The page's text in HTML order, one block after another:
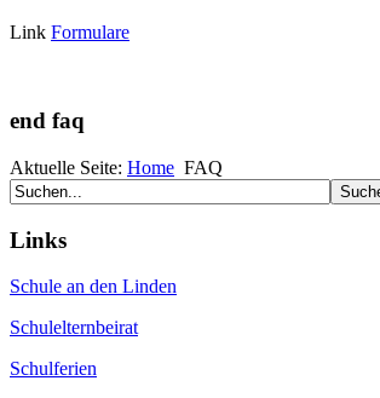
Link Formulare
end faq
Aktuelle Seite: Home FAQ
Links
Schule an den Linden
Schulelternbeirat
Schulferien